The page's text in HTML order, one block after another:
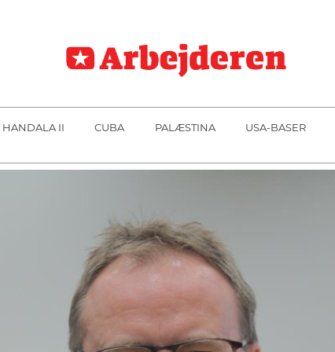
HANDALA II CUBA PALÆSTINA USA-BASER